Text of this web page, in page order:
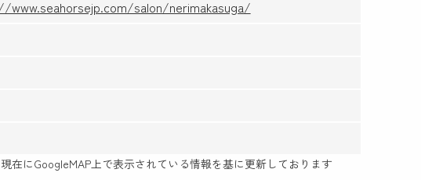
www.seahorsejp.com/salon/nerimakasuga/
現在にGoogleMAP上で表示されている情報を基に更新しております